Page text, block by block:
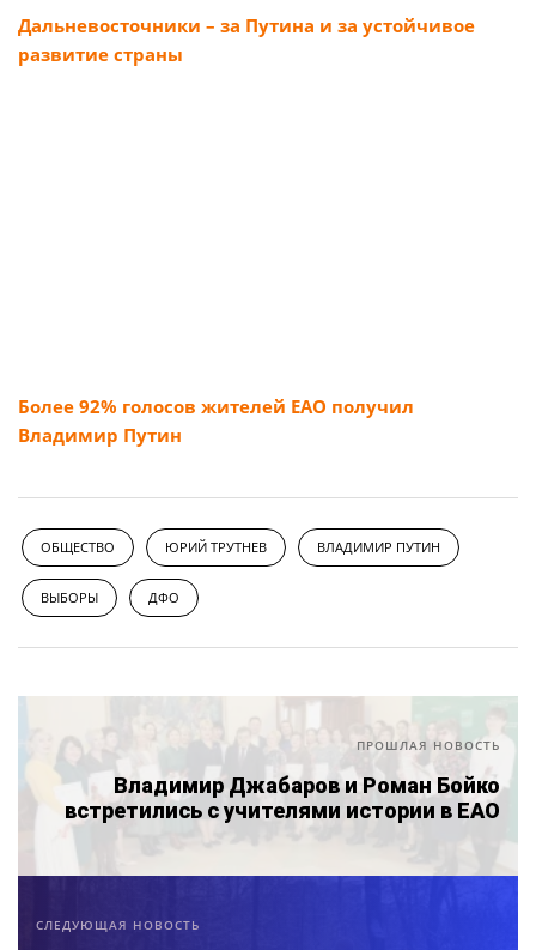
Дальневосточники – за Путина и за устойчивое
развитие страны
Более 92% голосов жителей ЕАО получил
Владимир Путин
ОБЩЕСТВО ЮРИЙ ТРУТНЕВ ВЛАДИМИР ПУТИН
ВЫБОРЫ ДФО
ПРОШЛАЯ НОВОСТЬ
Владимир Джабаров и Роман Бойко
встретились с учителями истории в ЕАО
СЛЕДУЮЩАЯ НОВОСТЬ